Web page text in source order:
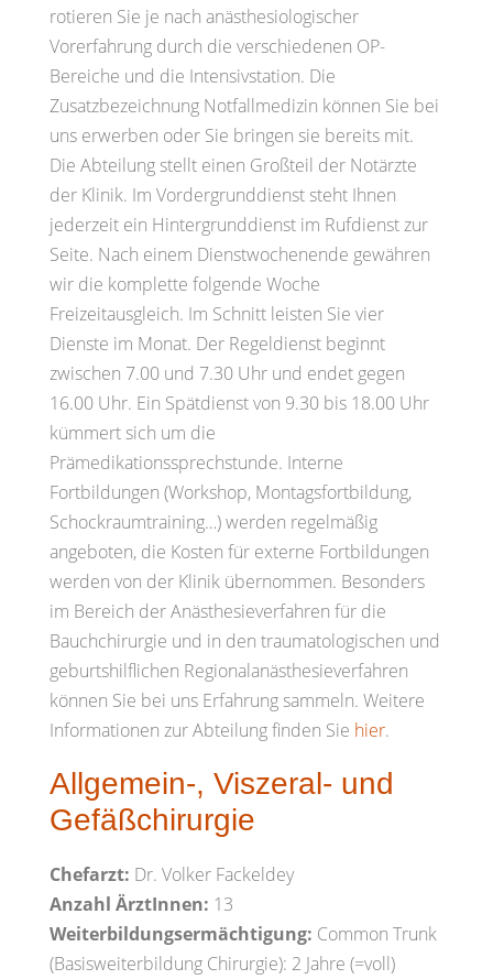
rotieren Sie je nach anästhesiologischer
Vorerfahrung durch die verschiedenen OP-
Bereiche und die Intensivstation. Die
Zusatzbezeichnung Notfallmedizin können Sie bei
uns erwerben oder Sie bringen sie bereits mit.
Die Abteilung stellt einen Großteil der Notärzte
der Klinik. Im Vordergrunddienst steht Ihnen
jederzeit ein Hintergrunddienst im Rufdienst zur
Seite. Nach einem Dienstwochenende gewähren
wir die komplette folgende Woche
Freizeitausgleich. Im Schnitt leisten Sie vier
Dienste im Monat. Der Regeldienst beginnt
zwischen 7.00 und 7.30 Uhr und endet gegen
16.00 Uhr. Ein Spätdienst von 9.30 bis 18.00 Uhr
kümmert sich um die
Prämedikationssprechstunde. Interne
Fortbildungen (Workshop, Montagsfortbildung,
Schockraumtraining…) werden regelmäßig
angeboten, die Kosten für externe Fortbildungen
werden von der Klinik übernommen. Besonders
im Bereich der Anästhesieverfahren für die
Bauchchirurgie und in den traumatologischen und
geburtshilflichen Regionalanästhesieverfahren
können Sie bei uns Erfahrung sammeln. Weitere
Informationen zur Abteilung finden Sie hier.
Allgemein-, Viszeral- und
Gefäßchirurgie
Chefarzt: Dr. Volker Fackeldey
Anzahl ÄrztInnen: 13
Weiterbildungsermächtigung: Common Trunk
(Basisweiterbildung Chirurgie): 2 Jahre (=voll)